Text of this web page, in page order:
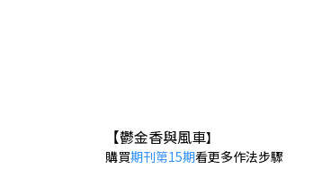
【鬱金香與風車】
購買期刊第15期看更多作法步驟